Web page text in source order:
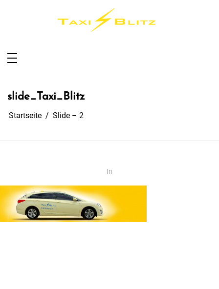
Taxi Blitz Sundern
slide_Taxi_Blitz
Startseite Slide – 2
In